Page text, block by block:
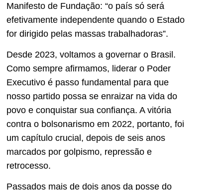
Manifesto de Fundação: “o país só será
efetivamente independente quando o Estado
for dirigido pelas massas trabalhadoras”.
Desde 2023, voltamos a governar o Brasil.
Como sempre afirmamos, liderar o Poder
Executivo é passo fundamental para que
nosso partido possa se enraizar na vida do
povo e conquistar sua confiança. A vitória
contra o bolsonarismo em 2022, portanto, foi
um capítulo crucial, depois de seis anos
marcados por golpismo, repressão e
retrocesso.
Passados mais de dois anos da posse do